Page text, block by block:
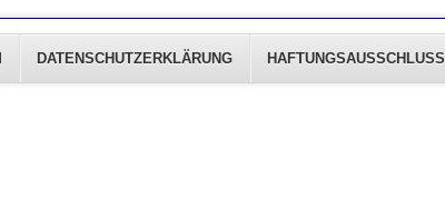
DATENSCHUTZERKLÄRUNG HAFTUNGSAUSSCHLUSS